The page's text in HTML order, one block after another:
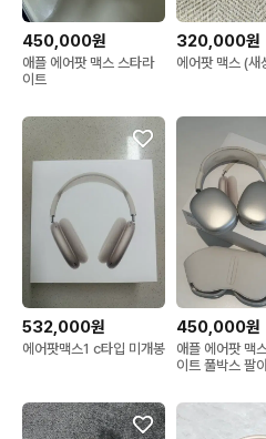
450,000원
애플 에어팟 맥스 스타라
이트
320,000원
에어팟 맥스 (새
532,000원
에어팟맥스1 c타입 미개봉
450,000원
애플 에어팟 맥
이트 풀박스 팔